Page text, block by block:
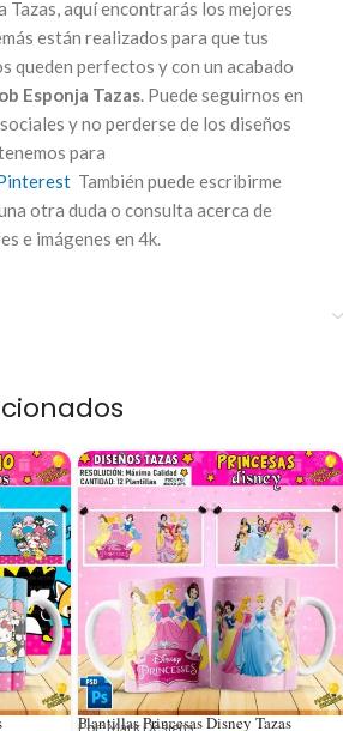
Tazas, aquí encontrarás los mejores
están realizados para que tus
queden perfectos y con un acabado
Esponja Tazas. Puede seguirnos en
y no perderse de los diseños
para
También puede escribirme
otra duda o consulta acerca de
e imágenes en 4k.
Plantillas Princesas Disney Tazas
Por: Mark Designs